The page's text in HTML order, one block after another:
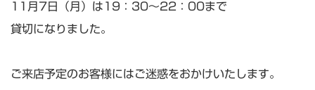
11月7日（月）は19：30～22：00まで
貸切になりました。
ご来店予定のお客様にはご迷惑をおかけいたします。